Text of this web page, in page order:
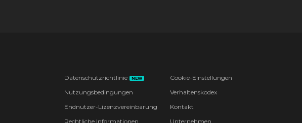
Datenschutzrichtlinie NEW
Nutzungsbedingungen
Endnutzer-Lizenzvereinbarung
Rechtliche Informationen
Cookie-Einstellungen
Verhaltenskodex
Kontakt
Unternehmen